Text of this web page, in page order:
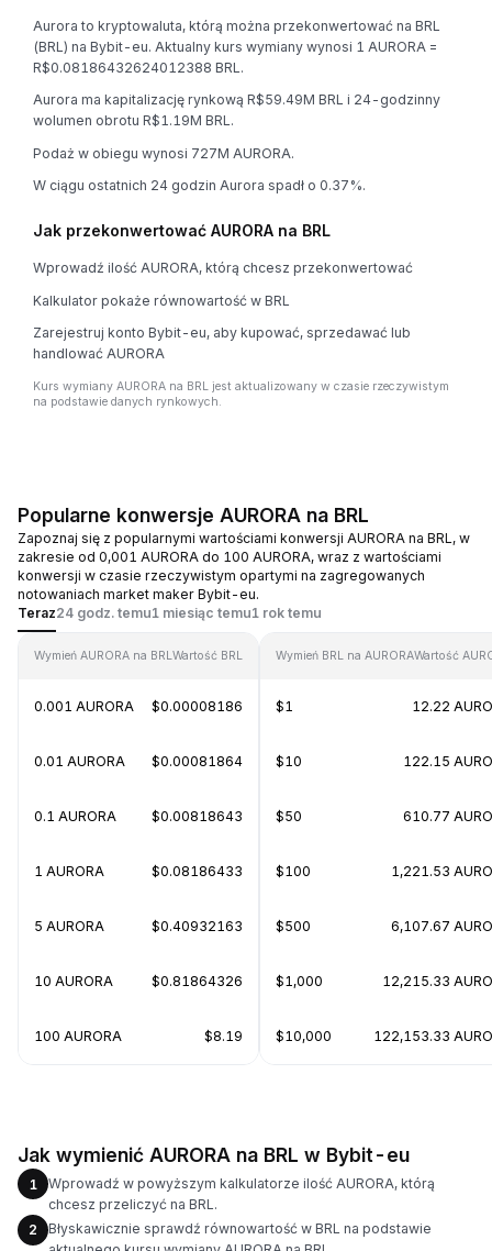
Aurora to kryptowaluta, którą można przekonwertować na BRL
(BRL) na Bybit-eu. Aktualny kurs wymiany wynosi 1 AURORA =
R$0.08186432624012388 BRL.
Aurora ma kapitalizację rynkową R$59.49M BRL i 24-godzinny
wolumen obrotu R$1.19M BRL.
Podaż w obiegu wynosi 727M AURORA.
W ciągu ostatnich 24 godzin Aurora spadł o 0.37%.
Jak przekonwertować AURORA na BRL
Wprowadź ilość AURORA, którą chcesz przekonwertować
Kalkulator pokaże równowartość w BRL
Zarejestruj konto Bybit-eu, aby kupować, sprzedawać lub
handlować AURORA
Kurs wymiany AURORA na BRL jest aktualizowany w czasie rzeczywistym
na podstawie danych rynkowych.
Popularne konwersje AURORA na BRL
Zapoznaj się z popularnymi wartościami konwersji AURORA na BRL, w
zakresie od 0,001 AURORA do 100 AURORA, wraz z wartościami
konwersji w czasie rzeczywistym opartymi na zagregowanych
notowaniach market maker Bybit-eu.
Teraz24 godz. temu1 miesiąc temu1 rok temu
Wymień AURORA na BRLWartość BRL
0.001 AURORA $0.00008186
0.01 AURORA $0.00081864
0.1 AURORA $0.00818643
1 AURORA $0.08186433
5 AURORA $0.40932163
10 AURORA $0.81864326
100 AURORA $8.19
Wymień BRL na AURORAWartość
$1 12.22
$10 122.15
$50 610.77
$100 1,221.53
$500 6,107.67
$1,000 12,215.33
$10,000 122,153.33
Jak wymienić AURORA na BRL w Bybit-eu
1
Wprowadź w powyższym kalkulatorze ilość AURORA, którą
chcesz przeliczyć na BRL.
2
Błyskawicznie sprawdź równowartość w BRL na podstawie